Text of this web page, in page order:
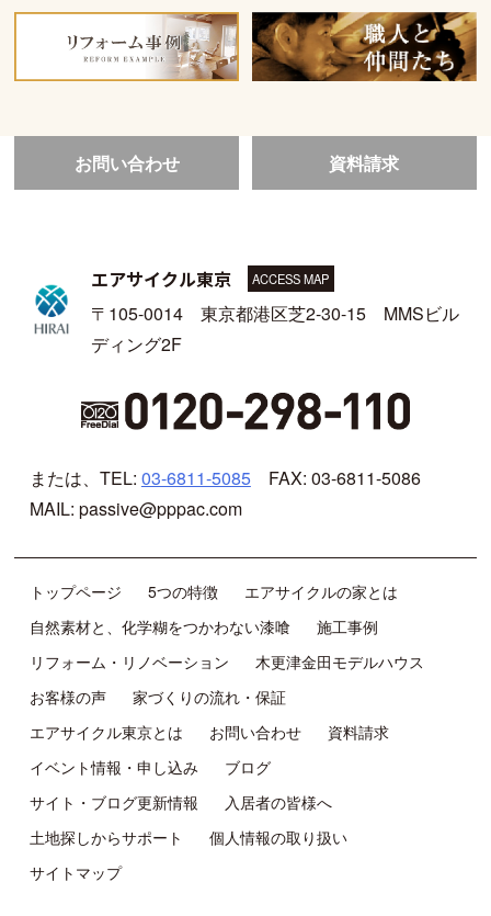
お問い合わせ 資料請求
エアサイクル東京 ACCESS MAP
〒105-0014 東京都港区芝2-30-15 MMSビル
ディング2F
または、TEL: 03-6811-5085
FAX: 03-6811-5086
MAIL: passive@pppac.com
トップページ 5つの特徴
エアサイクルの家とは
自然素材と、化学糊をつかわない漆喰
施工事例
リフォーム・リノベーション
木更津金田モデルハウス
お客様の声
家づくりの流れ・保証
エアサイクル東京とは
お問い合わせ
資料請求
イベント情報・申し込み
ブログ
サイト・ブログ更新情報
入居者の皆様へ
土地探しからサポート
個人情報の取り扱い
サイトマップ